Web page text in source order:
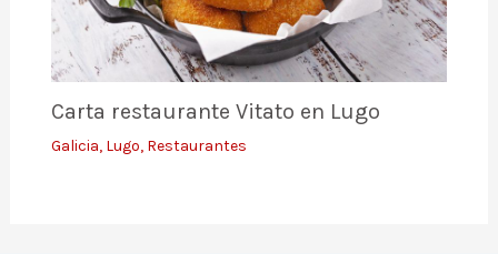
Carta restaurante Vitato en Lugo
Galicia, Lugo, Restaurantes